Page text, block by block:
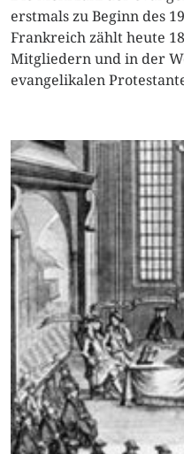
erstmals zu Beginn des
Frankreich zählt heute
Mitgliedern und in der
evangelikalen